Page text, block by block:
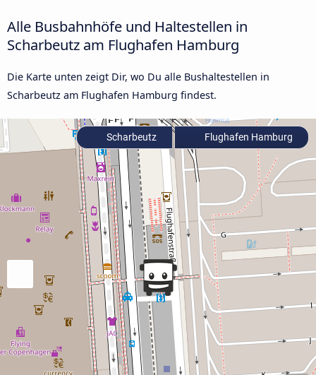
Alle Busbahnhöfe und Haltestellen in
Scharbeutz am Flughafen Hamburg
Die Karte unten zeigt Dir, wo Du alle Bushaltestellen in
Scharbeutz am Flughafen Hamburg findest.
Scharbeutz Flughafen Hamburg